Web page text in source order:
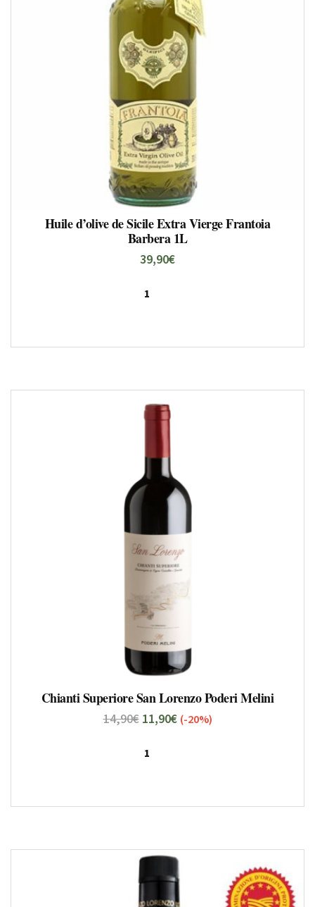
Huile d’olive de Sicile Extra Vierge Frantoia
Barbera 1L
39,90€
Chianti Superiore San Lorenzo Poderi Melini
14,90€ 11,90€ (-20%)